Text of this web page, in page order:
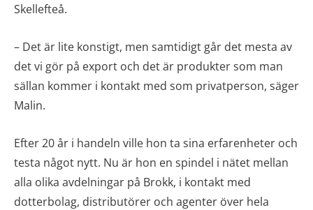
Skellefteå.
– Det är lite konstigt, men samtidigt går det mesta av
det vi gör på export och det är produkter som man
sällan kommer i kontakt med som privatperson, säger
Malin.
Efter 20 år i handeln ville hon ta sina erfarenheter och
testa något nytt. Nu är hon en spindel i nätet mellan
alla olika avdelningar på Brokk, i kontakt med
dotterbolag, distributörer och agenter över hela